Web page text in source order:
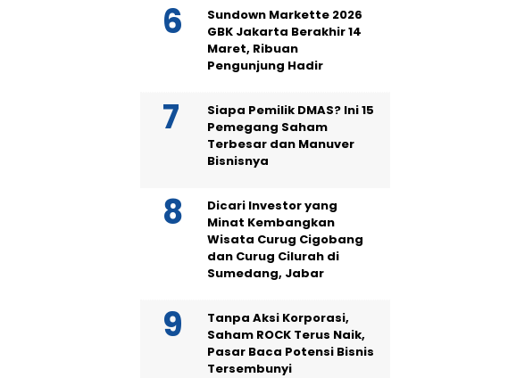
Sundown Markette 2026
GBK Jakarta Berakhir 14
Maret, Ribuan
Pengunjung Hadir
Siapa Pemilik DMAS? Ini 15
Pemegang Saham
Terbesar dan Manuver
Bisnisnya
Dicari Investor yang
Minat Kembangkan
Wisata Curug Cigobang
dan Curug Cilurah di
Sumedang, Jabar
Tanpa Aksi Korporasi,
Saham ROCK Terus Naik,
Pasar Baca Potensi Bisnis
Tersembunyi